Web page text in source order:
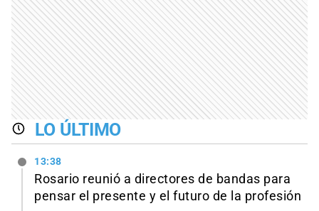
LO ÚLTIMO
13:38
Rosario reunió a directores de bandas para
pensar el presente y el futuro de la profesión